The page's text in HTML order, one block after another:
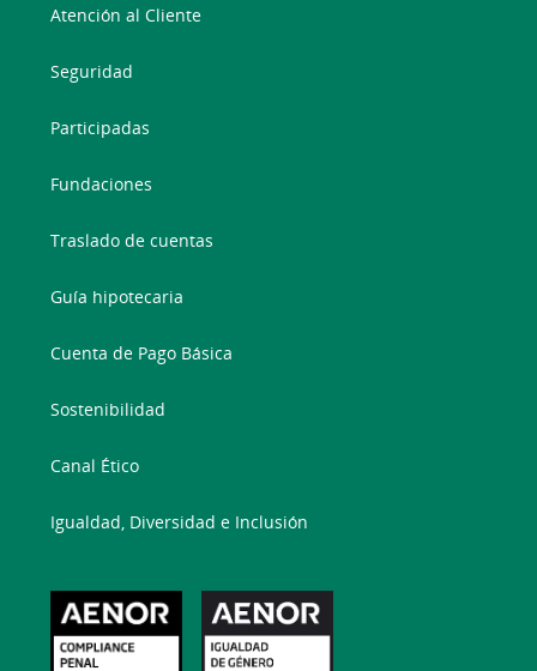
Atención al Cliente
Seguridad
Participadas
Fundaciones
Traslado de cuentas
Guía hipotecaria
Cuenta de Pago Básica
Sostenibilidad
Canal Ético
Igualdad, Diversidad e Inclusión